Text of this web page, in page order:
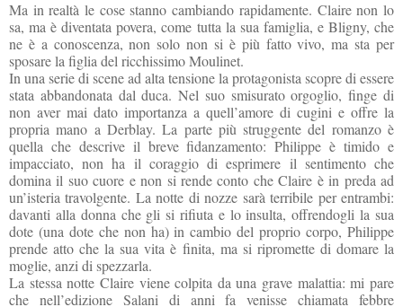
Ma in realtà le cose stanno cambiando rapidamente. Claire non lo
sa, ma è diventata povera, come tutta la sua famiglia, e Bligny, che
ne è a conoscenza, non solo non si è più fatto vivo, ma sta per
sposare la figlia del ricchissimo Moulinet.
In una serie di scene ad alta tensione la protagonista scopre di essere
stata abbandonata dal duca. Nel suo smisurato orgoglio, finge di
non aver mai dato importanza a quell’amore di cugini e offre la
propria mano a Derblay. La parte più struggente del romanzo è
quella che descrive il breve fidanzamento: Philippe è timido e
impacciato, non ha il coraggio di esprimere il sentimento che
domina il suo cuore e non si rende conto che Claire è in preda ad
un’isteria travolgente. La notte di nozze sarà terribile per entrambi:
davanti alla donna che gli si rifiuta e lo insulta, offrendogli la sua
dote (una dote che non ha) in cambio del proprio corpo, Philippe
prende atto che la sua vita è finita, ma si ripromette di domare la
moglie, anzi di spezzarla.
La stessa notte Claire viene colpita da una grave malattia: mi pare
che nell’edizione Salani di anni fa venisse chiamata febbre